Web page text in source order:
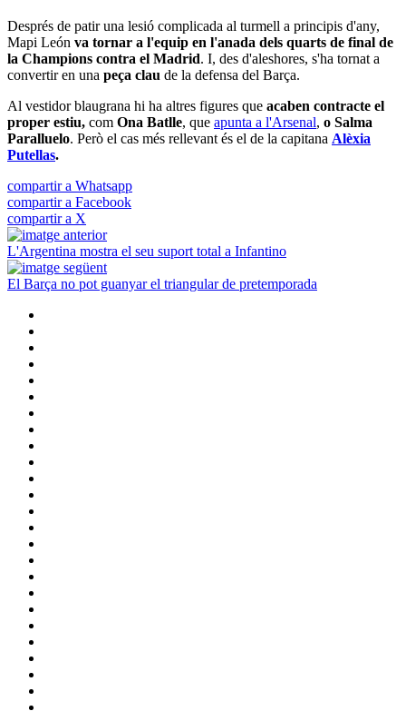
Després de patir una lesió complicada al turmell a principis d'any,
Mapi León va tornar a l'equip en l'anada dels quarts de final de
la Champions contra el Madrid. I, des d'aleshores, s'ha tornat a
convertir en una peça clau de la defensa del Barça.
Al vestidor blaugrana hi ha altres figures que acaben contracte el
proper estiu, com Ona Batlle, que apunta a l'Arsenal, o Salma
Paralluelo. Però el cas més rellevant és el de la capitana Alèxia
Putellas.
compartir a Whatsapp
compartir a Facebook
compartir a X
L'Argentina mostra el seu suport total a Infantino
El Barça no pot guanyar el triangular de pretemporada